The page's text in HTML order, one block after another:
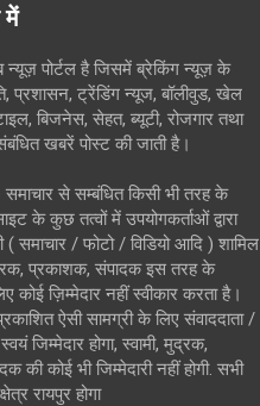
में
न्यूज़ पोर्टल है जिसमें ब्रेकिंग न्यूज़ के
प्रशासन, ट्रेंडिंग न्यूज, बॉलीवुड, खेल
बिजनेस, सेहत, ब्यूटी, रोजगार तथा
खबरें पोस्ट की जाती है।
से सम्बंधित किसी भी तरह के
के कुछ तत्वों में उपयोगकर्ताओं द्वारा
( समाचार / फोटो / विडियो आदि ) शामिल
प्रकाशक, संपादक इस तरह के
कोई ज़िम्मेदार नहीं स्वीकार करता है।
ऐसी सामग्री के लिए संवाददाता /
जिम्मेदार होगा, स्वामी, मुद्रक,
की कोई भी जिम्मेदारी नहीं होगी. सभी
रायपुर होगा